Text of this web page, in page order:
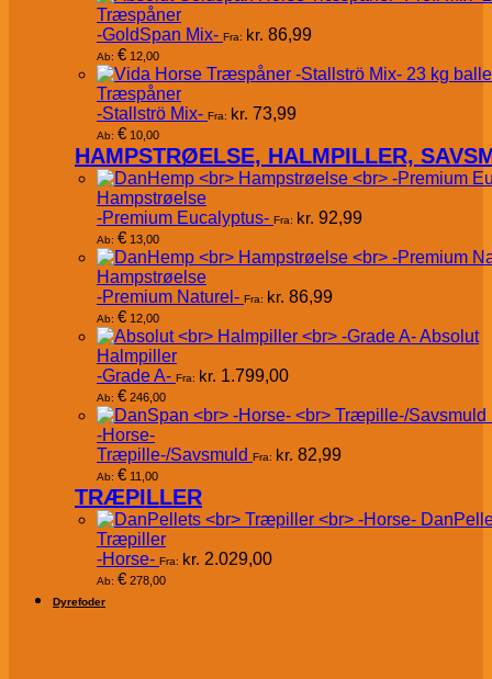
Træspåner
-GoldSpan Mix- Fra: kr. 86,99
Ab: € 12,00
Træspåner
-Stallströ Mix- Fra: kr. 73,99
Ab: € 10,00
HAMPSTRØELSE, HALMPILLER,
Hampstrøelse
-Premium Eucalyptus- Fra: kr. 92,99
Ab: € 13,00
Hampstrøelse
-Premium Naturel- Fra: kr. 86,99
Ab: € 12,00
Absolut
Halmpiller
-Grade A- Fra: kr. 1.799,00
Ab: € 246,00
-Horse-
Træpille-/Savsmuld Fra: kr. 82,99
Ab: € 11,00
TRÆPILLER
Træpiller
-Horse- Fra: kr. 2.029,00
Ab: € 278,00
Dyrefoder